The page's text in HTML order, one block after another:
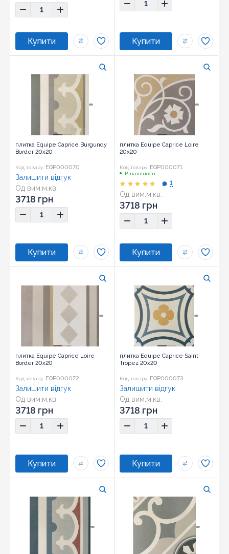
плитка Equipe Caprice Burgundy
Border 20x20
Код товару: EQP000070
Од вим:м.кв.
Розмір:20x20
Залишити відгук
3718 грн
плитка Equipe Caprice Loire
20x20
Код товару: EQP000071
В наявності
Од вим:м.кв.
Розмір:20x20
1
3718 грн
плитка Equipe Caprice Loire
Border 20x20
Код товару: EQP000072
Од вим:м.кв.
Розмір:20x20
Залишити відгук
3718 грн
плитка Equipe Caprice Saint
Tropez 20x20
Код товару: EQP000073
Од вим:м.кв.
Розмір:20x20
Залишити відгук
3718 грн